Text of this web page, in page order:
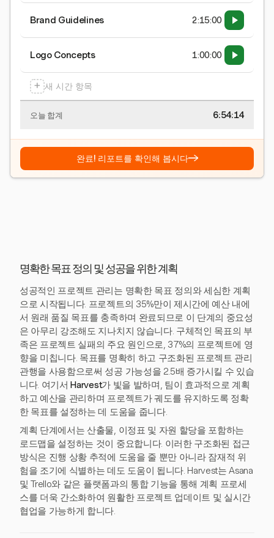
Brand Guidelines 2:15:00
Logo Concepts 1:00:00
+ 새 시간 항목
오늘 합계 6:54:15
완료! 리포트를 확인해 봅시다→
명확한 목표 정의 및 성공을 위한 계획
성공적인 프로젝트 관리는 명확한 목표 정의와 세심한 계획
으로 시작됩니다. 프로젝트의 35%만이 제시간에 예산 내에
서 원래 품질 목표를 충족하며 완료되므로 이 단계의 중요성
은 아무리 강조해도 지나치지 않습니다. 구체적인 목표의 부
족은 프로젝트 실패의 주요 원인으로, 37%의 프로젝트에 영
향을 미칩니다. 목표를 명확히 하고 구조화된 프로젝트 관리
관행을 사용함으로써 성공 가능성을 2.5배 증가시킬 수 있습
니다. 여기서Harvest가 빛을 발하며, 팀이 효과적으로 계획
하고 예산을 관리하며 프로젝트가 궤도를 유지하도록 정확
한 목표를 설정하는 데 도움을 줍니다.
계획 단계에서는 산출물, 이정표 및 자원 할당을 포함하는
로드맵을 설정하는 것이 중요합니다. 이러한 구조화된 접근
방식은 진행 상황 추적에 도움을 줄 뿐만 아니라 잠재적 위
험을 조기에 식별하는 데도 도움이 됩니다. Harvest는 Asana
및 Trello와 같은 플랫폼과의 통합 기능을 통해 계획 프로세
스를 더욱 간소화하여 원활한 프로젝트 업데이트 및 실시간
협업을 가능하게 합니다.